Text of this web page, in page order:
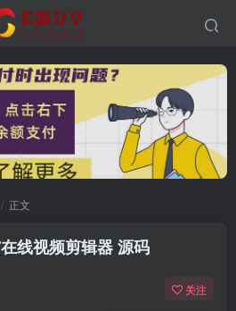
正文
线视频剪辑器 源码
关注